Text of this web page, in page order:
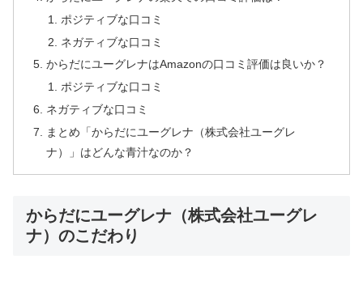
ポジティブな口コミ
ネガティブな口コミ
からだにユーグレナはAmazonの口コミ評価は良いか？
ポジティブな口コミ
ネガティブな口コミ
まとめ「からだにユーグレナ（株式会社ユーグレ
ナ）」はどんな青汁なのか？
からだにユーグレナ（株式会社ユーグレ
ナ）のこだわり